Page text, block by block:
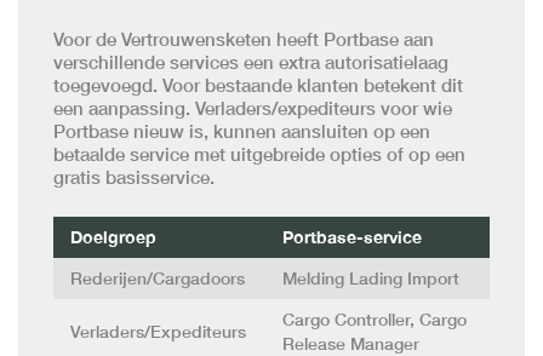
Voor de Vertrouwensketen heeft Portbase aan
verschillende services een extra autorisatielaag
toegevoegd. Voor bestaande klanten betekent dit
een aanpassing. Verladers/expediteurs voor wie
Portbase nieuw is, kunnen aansluiten op een
betaalde service met uitgebreide opties of op een
gratis basisservice.
Doelgroep
Portbase-service
Rederijen/Cargadoors
Melding Lading Import
Verladers/Expediteurs
Cargo Controller, Cargo
Release Manager